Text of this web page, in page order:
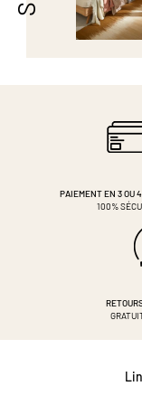
PAIEMENT EN 3 OU
100%